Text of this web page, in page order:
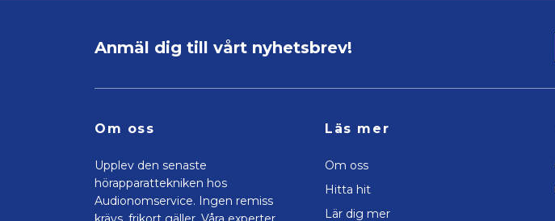
Anmäl dig till vårt nyhetsbrev!
Om oss
Upplev den senaste
hörapparattekniken hos
Audionomservice. Ingen remiss
Läs mer
Om oss
Hitta hit
Lär dig mer